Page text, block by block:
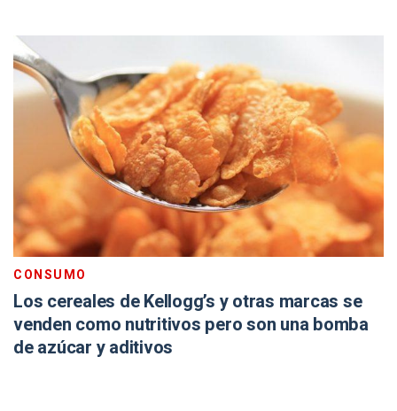
CONSUMO
Los cereales de Kellogg’s y otras marcas se
venden como nutritivos pero son una bomba
de azúcar y aditivos